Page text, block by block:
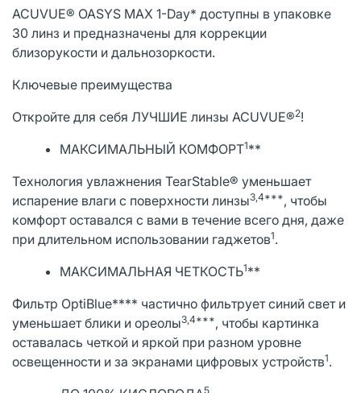
ACUVUE® OASYS MAX 1-Day* доступны в упаковке
30 линз и предназначены для коррекции
близорукости и дальнозоркости.
Ключевые преимущества
Откройте для себя ЛУЧШИЕ линзы ACUVUE®2!
МАКСИМАЛЬНЫЙ КОМФОРТ1**
Технология увлажнения TearStable® уменьшает
испарение влаги с поверхности линзы3,4***, чтобы
комфорт оставался с вами в течение всего дня, даже
при длительном использовании гаджетов1.
МАКСИМАЛЬНАЯ ЧЕТКОСТЬ1**
Фильтр OptiBlue**** частично фильтрует синий свет и
уменьшает блики и ореолы3,4***, чтобы картинка
оставалась чeткой и яркой при разном уровне
освещенности и за экранами цифровых устройств1.
5